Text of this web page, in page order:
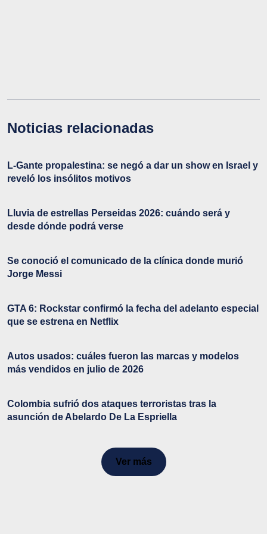
Noticias relacionadas
L-Gante propalestina: se negó a dar un show en Israel y
reveló los insólitos motivos
Lluvia de estrellas Perseidas 2026: cuándo será y
desde dónde podrá verse
Se conoció el comunicado de la clínica donde murió
Jorge Messi
GTA 6: Rockstar confirmó la fecha del adelanto especial
que se estrena en Netflix
Autos usados: cuáles fueron las marcas y modelos
más vendidos en julio de 2026
Colombia sufrió dos ataques terroristas tras la
asunción de Abelardo De La Espriella
Ver más